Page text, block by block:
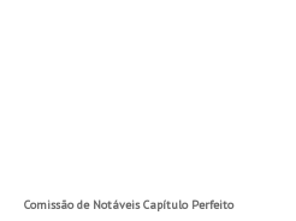
Comissão de Notáveis Capítulo Perfeito